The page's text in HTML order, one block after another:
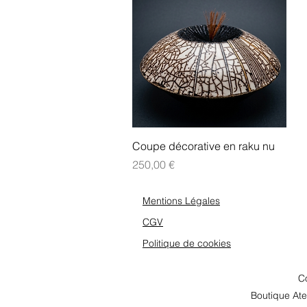
Aperçu rapide
Coupe décorative en raku nu
Prix
250,00 €
Mentions Légales
CGV
Politique de cookies
Boutique